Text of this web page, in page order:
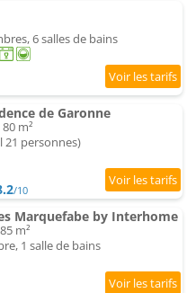
6 salles de bains
de Garonne
m²
21 personnes)
/10
Marquefabe by Interhome
m²
1 salle de bains